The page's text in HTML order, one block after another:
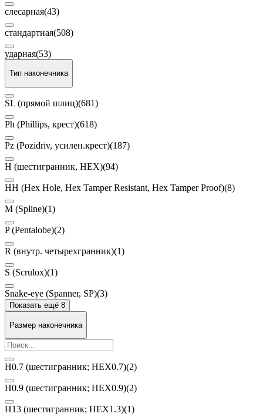
слесарная(43)
стандартная(508)
ударная(53)
Тип наконечника
SL (прямой шлиц)(681)
Ph (Phillips, крест)(618)
Pz (Pozidriv, усилен.крест)(187)
H (шестигранник, HEX)(94)
HH (Hex Hole, Hex Tamper Resistant, Hex Tamper Proof)(8)
M (Spline)(1)
P (Pentalobe)(2)
R (внутр. четырехгранник)(1)
S (Scrulox)(1)
Snake-eye (Spanner, SP)(3)
Показать ещё 8
Размер наконечника
H0.7 (шестигранник; HEX0.7)(2)
H0.9 (шестигранник; HEX0.9)(2)
H13 (шестигранник; HEX1.3)(1)